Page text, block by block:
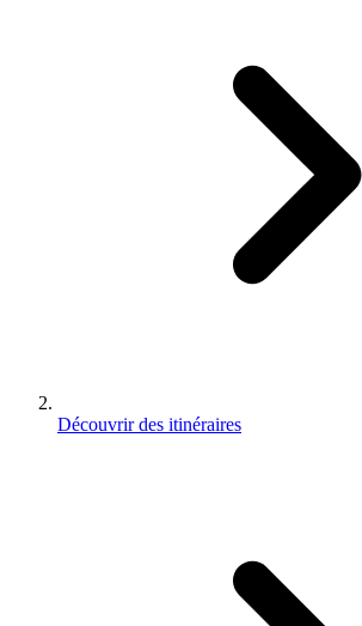
Découvrir des itinéraires